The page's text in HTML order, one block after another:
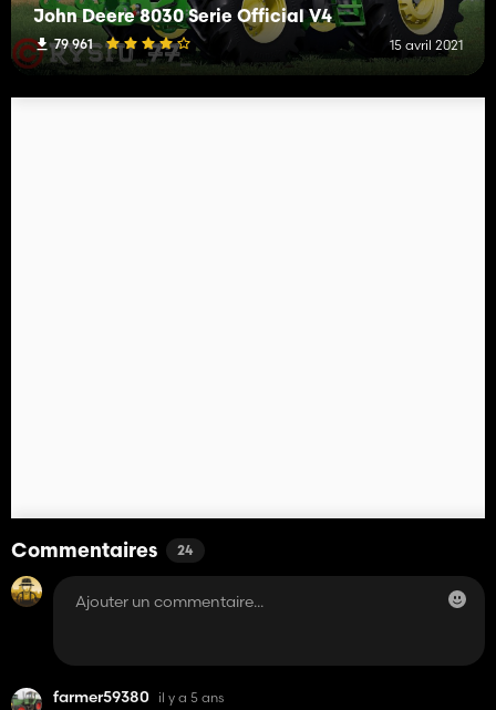
John Deere 8030 Serie Official V4
79 961 15 avril 2021
Commentaires 24
farmer59380 il y a 5 ans